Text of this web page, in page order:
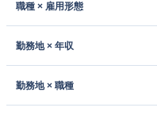
職種 × 雇用形態
勤務地 × 年収
勤務地 × 職種